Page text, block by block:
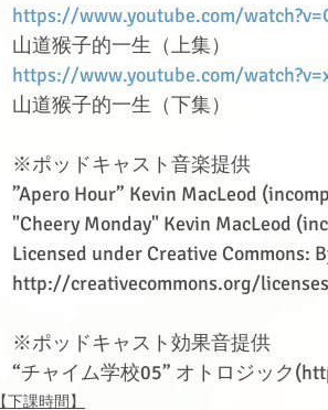
https://www.youtube.com/
山道猴子的一生（上集）
https://www.youtube.com/
山道猴子的一生（下集）
※ポッドキャスト音楽提供
”Apero Hour” Kevin MacLeod
"Cheery Monday" Kevin MacLeod
Licensed under Creative Commons:
http://creativecommons.org/
※ポッドキャスト効果音提供
“チャイム学校05” オトロジック
【下課時間】